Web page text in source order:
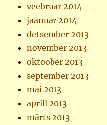
veebruar 2014
jaanuar 2014
detsember 2013
november 2013
oktoober 2013
september 2013
mai 2013
aprill 2013
märts 2013